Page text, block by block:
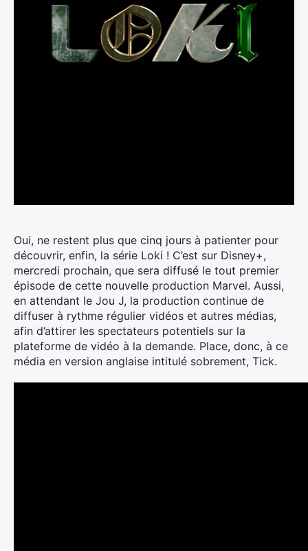
Oui, ne restent plus que cinq jours à patienter pour
découvrir, enfin, la série Loki ! C’est sur Disney+,
mercredi prochain, que sera diffusé le tout premier
épisode de cette nouvelle production Marvel. Aussi,
en attendant le Jou J, la production continue de
diffuser à rythme régulier vidéos et autres médias,
afin d’attirer les spectateurs potentiels sur la
plateforme de vidéo à la demande. Place, donc, à ce
média en version anglaise intitulé sobrement, Tick.